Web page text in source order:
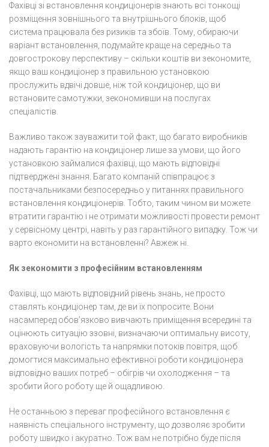
Фахівці зі встановлення кондиціонерів знають всі тонкощі
розміщення зовнішнього та внутрішнього блоків, щоб
система працювала без ризиків та збоїв. Тому, обираючи
варіант встановлення, подумайте краще на середньо та
довгострокову перспективу – скільки коштів ви зекономите,
якщо ваш кондиціонер з правильною установкою
прослужить вдвічі довше, ніж той кондиціонер, що ви
встановите самотужки, зекономивши на послугах
спеціалістів.
Важливо також зауважити той факт, що багато виробників
надають гарантію на кондиціонер лише за умови, що його
установкою займалися фахівці, що мають відповідні
підтверджені знання. Багато компаній співпрацює з
постачальниками безпосередньо у питаннях правильного
встановлення кондиціонерів. Тобто, таким чином ви можете
втратити гарантію і не отримати можливості провести ремонт
у сервісному центрі, навіть у раз гарантійного випадку. Тож чи
варто економити на встановленні? Авжеж ні.
Як зекономити з професійним встановленням
Фахівці, що мають відповідний рівень знань, не просто
ставлять кондиціонер там, де ви їх попросите. Вони
насамперед обов’язково вивчають приміщення всередині та
оцінюють ситуацію ззовні, визначаючи оптимальну висоту,
враховуючи вологість та напрямки потоків повітря, щоб
домогтися максимально ефективної роботи кондиціонера
відповідно ваших потреб – обігрів чи охолодження – та
зробити його роботу ще й ощадливою.
Не останньою з переваг професійного встановлення є
наявність спеціального інструменту, що дозволяє зробити
роботу швидко і акуратно. Тож вам не потрібно буде після